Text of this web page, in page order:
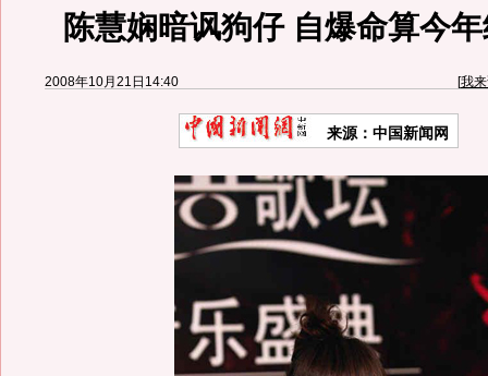
陈慧娴暗讽狗仔 自爆命算今
2008年10月21日14:40 [我
来源：中国新闻网